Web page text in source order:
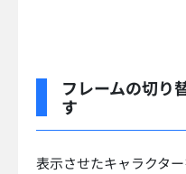
フレームの切り
す
表示させたキャラクタ